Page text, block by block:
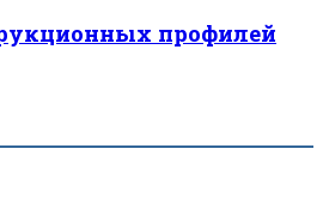
профилей